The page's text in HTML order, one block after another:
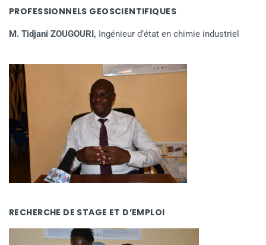
PROFESSIONNELS GEOSCIENTIFIQUES
M. Tidjani ZOUGOURI, Ingénieur d’état en chimie industriel
RECHERCHE DE STAGE ET D’EMPLOI